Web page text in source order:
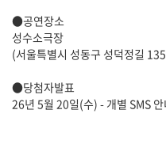
●공연장소
성수소극장
(서울특별시 성동구 성덕정길
●당첨자발표
26년 5월 20일(수) - 개별 SMS 안